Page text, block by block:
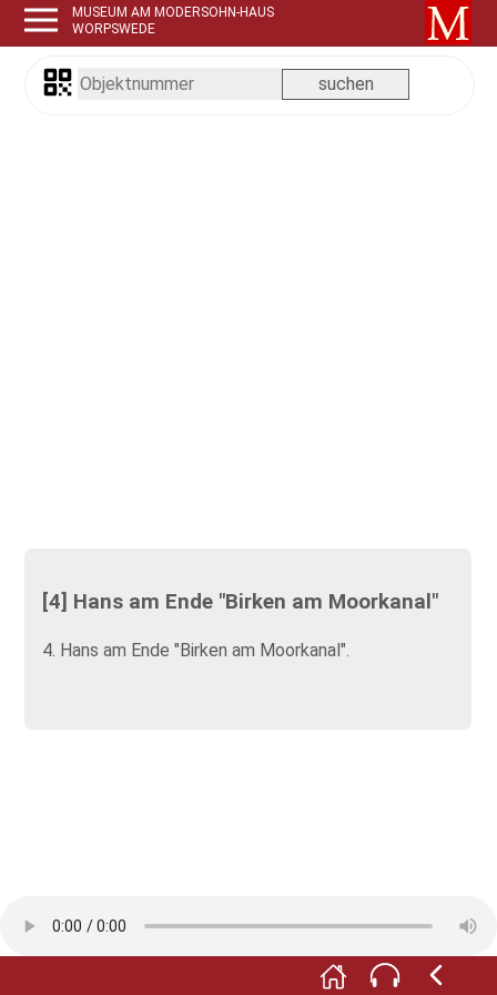
MUSEUM AM MODERSOHN-HAUS
WORPSWEDE
[4] Hans am Ende "Birken am Moorkanal"
4. Hans am Ende "Birken am Moorkanal".